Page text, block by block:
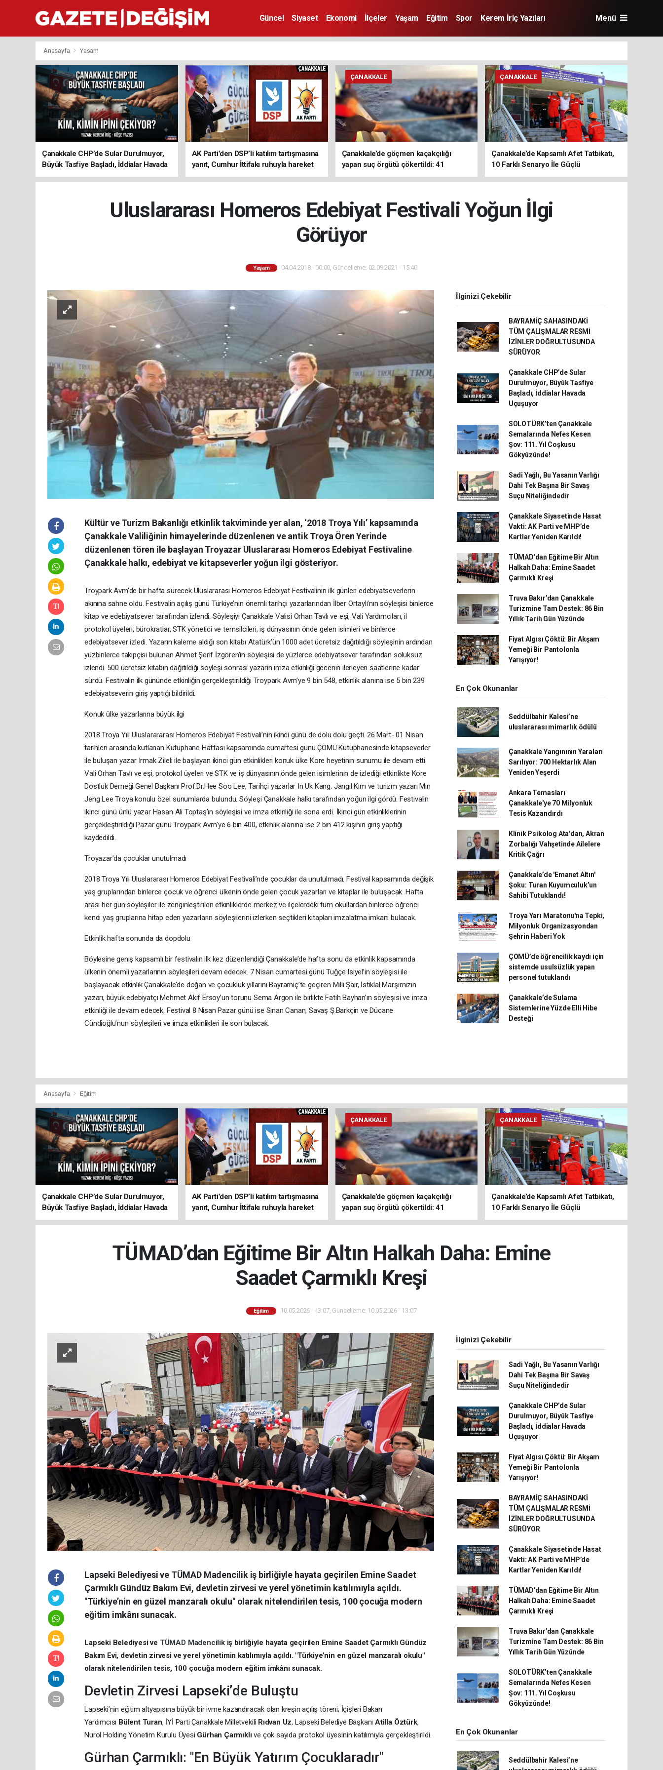
Güncel Siyaset Ekonomi İlçeler Yaşam Eğitim Spor Kerem İriç Yazıları Menü
Anasayfa Yaşam
Çanakkale CHP’de Sular Durulmuyor,
Büyük Tasfiye Başladı, İddialar Havada
Uçuşuyor
AK Parti’den DSP’li katılım tartışmasına
yanıt, Cumhur İttifakı ruhuyla hareket
ediyoruz
ÇANAKKALE
Çanakkale’de göçmen kaçakçılığı
yapan suç örgütü çökertildi: 41
tutuklama
ÇANAKKALE
Çanakkale’de Kapsamlı Afet Tatbikatı,
10 Farklı Senaryo İle Güçlü
Koordinasyon
Uluslararası Homeros Edebiyat Festivali Yoğun İlgi
Görüyor
Yaşam 04.04.2018 - 00:00, Güncelleme: 02.09.2021 - 15:40
Kültür ve Turizm Bakanlığı etkinlik takviminde yer alan, ‘2018 Troya Yılı’ kapsamında
Çanakkale Valiliğinin himayelerinde düzenlenen ve antik Troya Ören Yerinde
düzenlenen tören ile başlayan Troyazar Uluslararası Homeros Edebiyat Festivaline
Çanakkale halkı, edebiyat ve kitapseverler yoğun ilgi gösteriyor.
Troypark Avm’de bir hafta sürecek Uluslararası Homeros Edebiyat Festivalinin ilk günleri edebiyatseverlerin
akınına sahne oldu. Festivalin açılış günü Türkiye’nin önemli tarihçi yazarlarından İlber Ortaylı’nın söyleşisi binlerce
kitap ve edebiyatsever tarafından izlendi. Söyleşiyi Çanakkale Valisi Orhan Tavlı ve eşi, Vali Yardımcıları, il
protokol üyeleri, bürokratlar, STK yönetici ve temsilcileri, iş dünyasının önde gelen isimleri ve binlerce
edebiyatsever izledi. Yazarın kaleme aldığı son kitabı Atatürk’ün 1000 adet ücretsiz dağıtıldığı söyleşinin ardından
yüzbinlerce takipçisi bulunan Ahmet Şerif İzgören’in söyleşisi de yüzlerce edebiyatsever tarafından soluksuz
izlendi. 500 ücretsiz kitabın dağıtıldığı söyleşi sonrası yazarın imza etkinliği gecenin ilerleyen saatlerine kadar
sürdü. Festivalin ilk gününde etkinliğin gerçekleştirildiği Troypark Avm’ye 9 bin 548, etkinlik alanına ise 5 bin 239
edebiyatseverin giriş yaptığı bildirildi.
Konuk ülke yazarlarına büyük ilgi
2018 Troya Yılı Uluslarararası Homeros Edebiyat Festivali’nin ikinci günü de dolu dolu geçti. 26 Mart- 01 Nisan
tarihleri arasında kutlanan Kütüphane Haftası kapsamında cumartesi günü ÇOMÜ Kütüphanesinde kitapseverler
ile buluşan yazar Irmak Zileli ile başlayan ikinci gün etkinlikleri konuk ülke Kore heyetinin sunumu ile devam etti.
Vali Orhan Tavlı ve eşi, protokol üyeleri ve STK ve iş dünyasının önde gelen isimlerinin de izlediği etkinlikte Kore
Dostluk Derneği Genel Başkanı Prof.Dr.Hee Soo Lee, Tarihçi yazarlar In Uk Kang, Jangıl Kım ve turizm yazarı Mın
Jeng Lee Troya konulu özel sunumlarda bulundu. Söyleşi Çanakkale halkı tarafından yoğun ilgi gördü. Festivalin
ikinci günü ünlü yazar Hasan Ali Toptaş’ın söyleşisi ve imza etkinliği ile sona erdi. İkinci gün etkinliklerinin
gerçekleştirildiği Pazar günü Troypark Avm’ye 6 bin 400, etkinlik alanına ise 2 bin 412 kişinin giriş yaptığı
kaydedildi.
Troyazar’da çocuklar unutulmadı
2018 Troya Yılı Uluslararası Homeros Edebiyat Festivali’nde çocuklar da unutulmadı. Festival kapsamında değişik
yaş gruplarından binlerce çocuk ve öğrenci ülkenin önde gelen çocuk yazarları ve kitaplar ile buluşacak. Hafta
arası her gün söyleşiler ile zenginleştirilen etkinliklerde merkez ve ilçelerdeki tüm okullardan binlerce öğrenci
kendi yaş gruplarına hitap eden yazarların söyleşilerini izlerken seçtikleri kitapları imzalatma imkanı bulacak.
Etkinlik hafta sonunda da dopdolu
Böylesine geniş kapsamlı bir festivalin ilk kez düzenlendiği Çanakkale’de hafta sonu da etkinlik kapsamında
ülkenin önemli yazarlarının söyleşileri devam edecek. 7 Nisan cumartesi günü Tuğçe Isıyel’in söyleşisi ile
başlayacak etkinlik Çanakkale’de doğan ve çocukluk yıllarını Bayramiç’te geçiren Milli Şair, İstiklal Marşımızın
yazarı, büyük edebiyatçı Mehmet Akif Ersoy’un torunu Sema Argon ile birlikte Fatih Bayhan’ın söyleşisi ve imza
etkinliği ile devam edecek. Festival 8 Nisan Pazar günü ise Sinan Canan, Savaş Ş.Barkçin ve Dücane
Cündioğlu’nun söyleşileri ve imza etkinlikleri ile son bulacak.
İlginizi Çekebilir
BAYRAMİÇ SAHASINDAKİ
TÜM ÇALIŞMALAR RESMİ
İZİNLER DOĞRULTUSUNDA
SÜRÜYOR
Çanakkale CHP’de Sular
Durulmuyor, Büyük Tasfiye
Başladı, İddialar Havada
Uçuşuyor
SOLOTÜRK’ten Çanakkale
Semalarında Nefes Kesen
Şov: 111. Yıl Coşkusu
Gökyüzünde!
Sadi Yağlı, Bu Yasanın Varlığı
Dahi Tek Başına Bir Savaş
Suçu Niteliğindedir
Çanakkale Siyasetinde Hasat
Vakti: AK Parti ve MHP’de
Kartlar Yeniden Karıldı!
TÜMAD’dan Eğitime Bir Altın
Halkah Daha: Emine Saadet
Çarmıklı Kreşi
Truva Bakır’dan Çanakkale
Turizmine Tam Destek: 86 Bin
Yıllık Tarih Gün Yüzünde
Fiyat Algısı Çöktü: Bir Akşam
Yemeği Bir Pantolonla
Yarışıyor!
En Çok Okunanlar
Seddülbahir Kalesi’ne
uluslararası mimarlık ödülü
Çanakkale Yangınının Yaraları
Sarılıyor: 700 Hektarlık Alan
Yeniden Yeşerdi
Ankara Temasları
Çanakkale'ye 70 Milyonluk
Tesis Kazandırdı
Klinik Psikolog Ata'dan, Akran
Zorbalığı Vahşetinde Ailelere
Kritik Çağrı
Çanakkale’de 'Emanet Altın'
Şoku: Turan Kuyumculuk’un
Sahibi Tutuklandı!
Troya Yarı Maratonu'na Tepki,
Milyonluk Organizasyondan
Şehrin Haberi Yok
ÇOMÜ’de öğrencilik kaydı için
sistemde usulsüzlük yapan
personel tutuklandı
Çanakkale’de Sulama
Sistemlerine Yüzde Elli Hibe
Desteği
Anasayfa Eğitim
Çanakkale CHP’de Sular Durulmuyor,
Büyük Tasfiye Başladı, İddialar Havada
Uçuşuyor
AK Parti’den DSP’li katılım tartışmasına
yanıt, Cumhur İttifakı ruhuyla hareket
ediyoruz
ÇANAKKALE
Çanakkale’de göçmen kaçakçılığı
yapan suç örgütü çökertildi: 41
tutuklama
ÇANAKKALE
Çanakkale’de Kapsamlı Afet Tatbikatı,
10 Farklı Senaryo İle Güçlü
Koordinasyon
TÜMAD’dan Eğitime Bir Altın Halkah Daha: Emine
Saadet Çarmıklı Kreşi
Eğitim 10.05.2026 - 13:07, Güncelleme: 10.05.2026 - 13:07
Lapseki Belediyesi ve TÜMAD Madencilik iş birliğiyle hayata geçirilen Emine Saadet
Çarmıklı Gündüz Bakım Evi, devletin zirvesi ve yerel yönetimin katılımıyla açıldı.
"Türkiye’nin en güzel manzaralı okulu" olarak nitelendirilen tesis, 100 çocuğa modern
eğitim imkânı sunacak.
Lapseki Belediyesi ve TÜMAD Madencilik iş birliğiyle hayata geçirilen Emine Saadet Çarmıklı Gündüz
Bakım Evi, devletin zirvesi ve yerel yönetimin katılımıyla açıldı. "Türkiye’nin en güzel manzaralı okulu"
olarak nitelendirilen tesis, 100 çocuğa modern eğitim imkânı sunacak.
Devletin Zirvesi Lapseki’de Buluştu
Lapseki’nin eğitim altyapısına büyük bir ivme kazandıracak olan kreşin açılış töreni; İçişleri Bakan
Yardımcısı Bülent Turan, İYİ Parti Çanakkale Milletvekili Rıdvan Uz, Lapseki Belediye BaşkanıAtilla Öztürk,
Nurol Holding Yönetim Kurulu Üyesi Gürhan Çarmıklıve çok sayıda protokol üyesinin katılımıyla gerçekleştirildi.
Gürhan Çarmıklı: "En Büyük Yatırım Çocuklaradır"
İlginizi Çekebilir
Sadi Yağlı, Bu Yasanın Varlığı
Dahi Tek Başına Bir Savaş
Suçu Niteliğindedir
Çanakkale CHP’de Sular
Durulmuyor, Büyük Tasfiye
Başladı, İddialar Havada
Uçuşuyor
Fiyat Algısı Çöktü: Bir Akşam
Yemeği Bir Pantolonla
Yarışıyor!
BAYRAMİÇ SAHASINDAKİ
TÜM ÇALIŞMALAR RESMİ
İZİNLER DOĞRULTUSUNDA
SÜRÜYOR
Çanakkale Siyasetinde Hasat
Vakti: AK Parti ve MHP’de
Kartlar Yeniden Karıldı!
TÜMAD’dan Eğitime Bir Altın
Halkah Daha: Emine Saadet
Çarmıklı Kreşi
Truva Bakır’dan Çanakkale
Turizmine Tam Destek: 86 Bin
Yıllık Tarih Gün Yüzünde
SOLOTÜRK’ten Çanakkale
Semalarında Nefes Kesen
Şov: 111. Yıl Coşkusu
Gökyüzünde!
En Çok Okunanlar
Seddülbahir Kalesi’ne